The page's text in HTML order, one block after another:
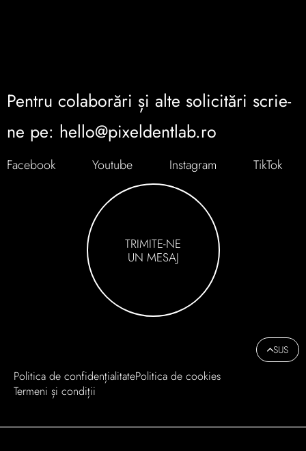
Pentru colaborări și alte solicitări scrie-
ne pe: hello@pixeldentlab.ro
Facebook Youtube Instagram TikTok
TRIMITE-NE
UN MESAJ
SUS
Politica de confidențialitatePolitica de cookies
Termeni și condiții